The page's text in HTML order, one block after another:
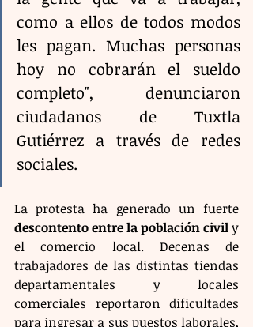
como a ellos de todos modos
les pagan. Muchas personas
hoy no cobrarán el sueldo
completo", denunciaron
ciudadanos de Tuxtla
Gutiérrez a través de redes
sociales.
descontento entre la población civil y
el comercio local. Decenas de
trabajadores de las distintas tiendas
departamentales y locales
comerciales reportaron dificultades
para ingresar a sus puestos laborales,